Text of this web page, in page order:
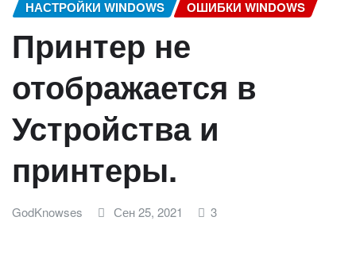
НАСТРОЙКИ WINDOWS ОШИБКИ WINDOWS
Принтер не
отображается в
Устройства и
принтеры.
GodKnowses Сен 25, 2021 3